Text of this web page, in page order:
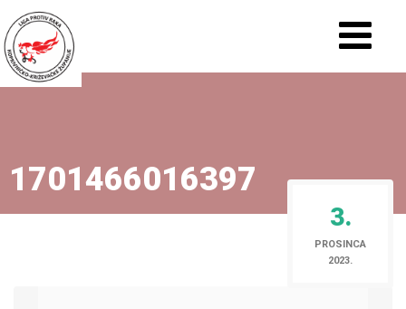
1701466016397
3.
PROSINCA
2023.